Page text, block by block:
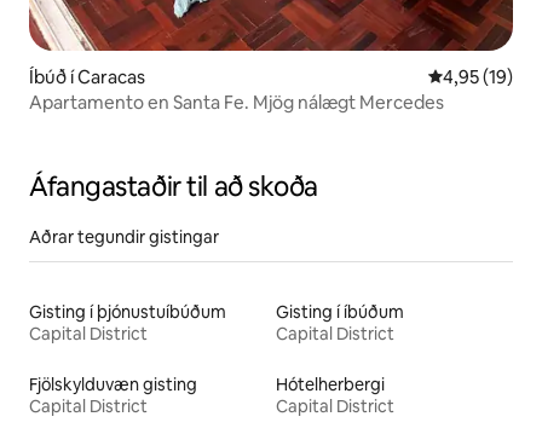
Íbúð í Caracas 4,95 af 5 í
4,95 (19)
Apartamento en Santa Fe. Mjög nálægt Mercedes
Áfangastaðir til að skoða
Aðrar tegundir gistingar
Gisting í þjónustuíbúðum
Capital District
Gisting í íbúðum
Capital District
Fjölskylduvæn gisting
Capital District
Hótelherbergi
Capital District